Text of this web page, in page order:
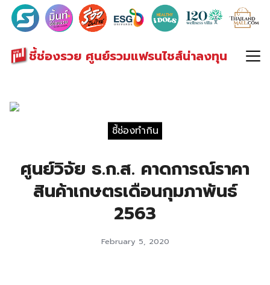
ชี้ช่องรวย ศูนย์รวมแฟรนไชส์น่าลงทุน
Search
for:
ชี้ช่องทำกิน
ศูนย์วิจัย ธ.ก.ส. คาดการณ์ราคา
สินค้าเกษตรเดือนกุมภาพันธ์
2563
February 5, 2020